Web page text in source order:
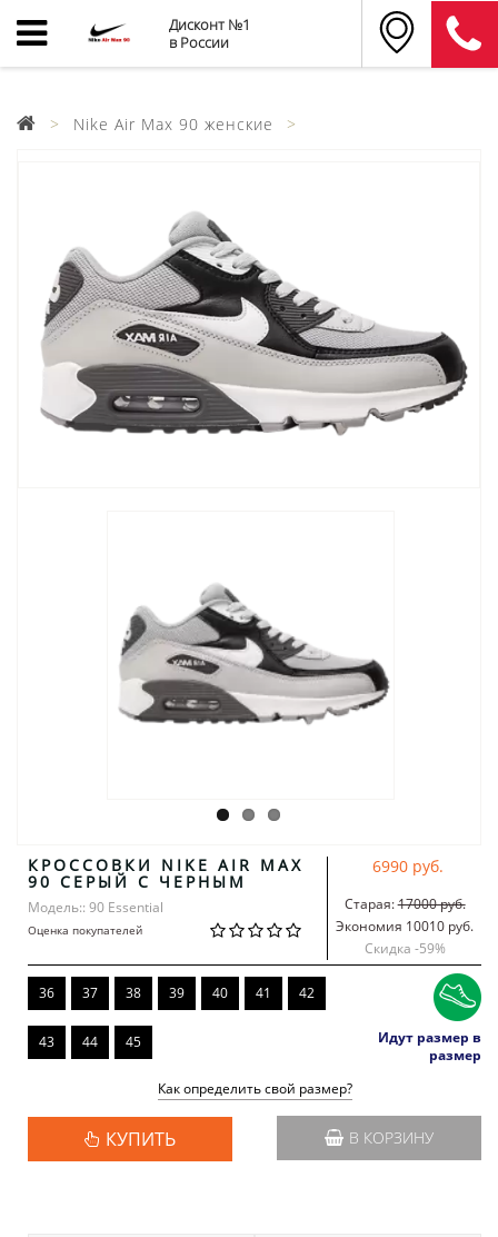
Дисконт №1
в России
Nike Air Max 90 женские
КРОССОВКИ NIKE AIR MAX
90 СЕРЫЙ С ЧЕРНЫМ
Модель:: 90 Essential
Оценка покупателей
6990 руб.
Старая:17000 руб.
Экономия 10010 руб.
Скидка -59%
36 37 38 39 40 41 42
43 44 45
Идут размер в
размер
Как определить свой размер?
КУПИТЬ В КОРЗИНУ